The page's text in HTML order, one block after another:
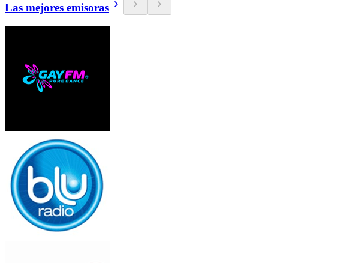
Las mejores emisoras